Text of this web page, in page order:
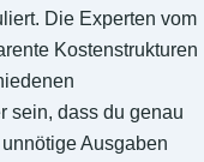
Die Experten vom
Kostenstrukturen
sein, dass du genau
Ausgaben